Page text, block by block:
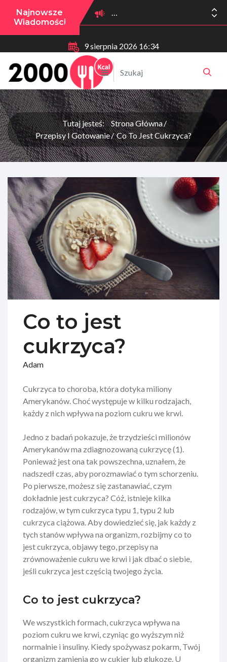
Najnowsze
Wiadomości
9 sierpnia 2026 16:34
Tutaj jesteś:
Strona Główna
Przepisy I Gotowanie
Co To Jest Cukrzyca?
Co to jest
cukrzyca?
Adam
Cukrzyca to choroba, która dotyka miliony
Amerykanów. Choć występuje w kilku rodzajach,
każdy z nich wpływa na poziom cukru we krwi.
Jedno z badań pokazuje, że trzydzieści milionów
Amerykanów ma zdiagnozowaną cukrzycę (1).
Ponieważ jest ona tak powszechna, uznałem, że
nadszedł czas, aby porozmawiać o tym schorzeniu.
Po pierwsze, możesz się zastanawiać, czym
dokładnie jest cukrzyca? Cóż, istnieje kilka
rodzajów, w tym cukrzyca typu 1, typu 2 lub
cukrzyca ciążowa. Aby dowiedzieć się, jak każdy z
tych stanów wpływa na organizm, rozbijmy co to
jest cukrzyca, objawy tego, przepisy na
zrównoważenie cukru we krwi i jak dbać o siebie,
jeśli cukrzyca jest częścią twojego życia.
Co to jest cukrzyca?
We wszystkich formach, cukrzyca wpływa na
poziom cukru we krwi, czyniąc go wyższym niż
normalnie i insuliny. Kiedy spożywasz pokarm, Twój
organizm zamienia go w cukier lub glukozę. U